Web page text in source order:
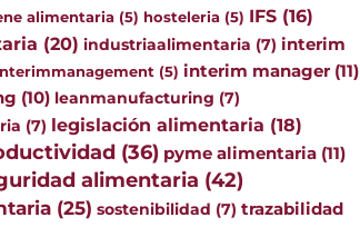
alimentaria (5) hosteleria (5) IFS (16)
(20) industriaalimentaria (7) interim
(5) interim manager (11)
(10) leanmanufacturing (7)
(7) legislación alimentaria (18)
(36) pyme alimentaria (11)
alimentaria (42)
(25) sostenibilidad (7) trazabilidad